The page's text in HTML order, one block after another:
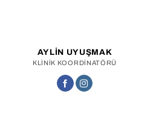
AYLIN UYUŞMAK
KLINIK KOORDINATÖRÜ